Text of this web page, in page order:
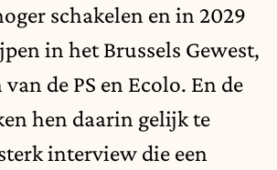
schakelen en in 2029
in het Brussels Gewest,
de PS en Ecolo. En de
hen daarin gelijk te
interview die een